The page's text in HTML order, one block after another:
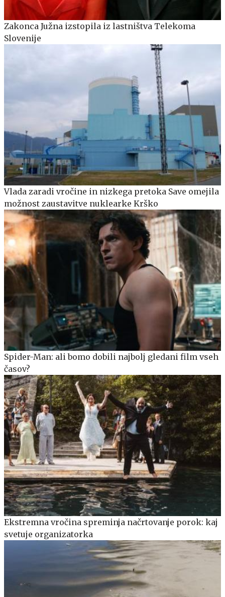
Zakonca Južna izstopila iz lastništva Telekoma
Slovenije
Vlada zaradi vročine in nizkega pretoka Save omejila
možnost zaustavitve nuklearke Krško
Spider-Man: ali bomo dobili najbolj gledani film vseh
časov?
Ekstremna vročina spreminja načrtovanje porok: kaj
svetuje organizatorka